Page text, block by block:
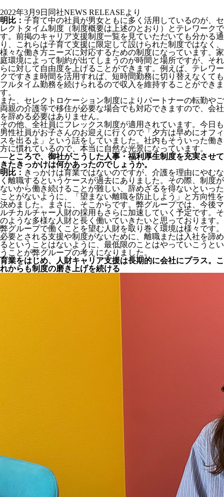
2022年3月9日同社NEWS RELEASEより
明比： 子育て中の社員が男女ともに多く活用しているのが、セ
レクトタイム制度（制度概要は上述のとおり）とテレワークで
す。前掲のキャリア支援制度一覧を見ていただいても分かる通
り、これらは子育て支援に限定して設けられた制度ではなく、
様々な働き方ニーズに対応するための制度になっています。家
庭環境によって制約が出てしまうのが時間と場所ですが、それ
らに対して自由度を上げることができます。例えば、テレワー
クですきま時間を活用すれば、短時間勤務に切り替えなくても
フルタイム勤務を続けられるので収入を維持することができま
す。
また、セレクトロケーション制度によりパートナーの転勤やご
両親の介護等で移住が必要な場合でも対応できますので、会社
を辞める必要はありません。
その他、全社員にフレックス制度が適用されています。今日も
男性社員がお子さんのお迎えに行くので「夕方は早めにオフィ
スを出るよ」という話をしていました。社内もそういった働き
方に慣れているので、本当に自然な光景になっています。
―ところで、御社がこうした人事・福利厚生制度を充実させて
きたきっかけは何かあったのでしょうか。
明比： きっかけは育業ではないのですが、介護を理由にやむな
く離職するというケースが過去にありました。その際、制度が
ないから働き続けることが難しい、辞めざるを得ないといった
ことがないように、「望まない離職を防止しよう」と方向性を
決めました。まさに、そこからです。弊グループでは、今後マ
ルチカルチャー人財の採用もさらに加速していく予定です。そ
のような多様な人財と長く働いていきたいと思っております。
弊グループで働くことを望む人財を取り巻く環境は様々です。
必要とされる支援や制度がないために、離職または入社を諦め
るということはないように、最低限のことはやっていこうとい
うことが弊グループの考えになりました。
育業をはじめ、人財キャリア支援は長期的に会社にプラス。こ
れからも制度の磨き上げを続ける